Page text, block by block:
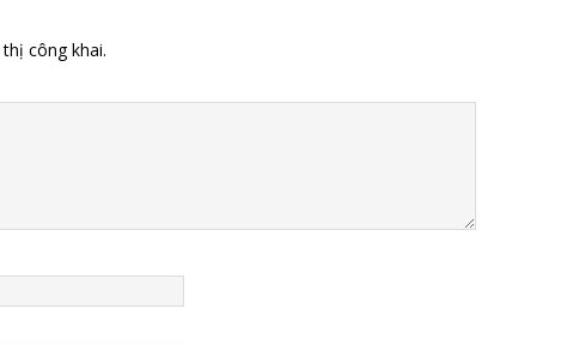
công khai.